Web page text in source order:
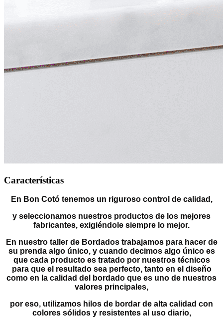
Características
En Bon Cotó tenemos un riguroso control de calidad,
y seleccionamos nuestros productos de los mejores
fabricantes, exigiéndole siempre lo mejor.
En nuestro taller de Bordados trabajamos para hacer de
su prenda algo único, y cuando decimos algo único es
que cada producto es tratado por nuestros técnicos
para que el resultado sea perfecto, tanto en el diseño
como en la calidad del bordado que es uno de nuestros
valores principales,
por eso, utilizamos hilos de bordar de alta calidad con
colores sólidos y resistentes al uso diario,